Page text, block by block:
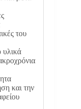
του
και την